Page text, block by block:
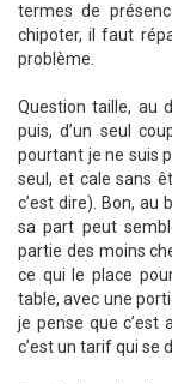
termes de
chipoter, il faut
problème.
Question taille, au
puis, d’un seul
pourtant je ne suis
seul, et cale sans
c’est dire). Bon, au
sa part peut
partie des moins
ce qui le place
table, avec une
je pense que c’est
c’est un tarif qui se